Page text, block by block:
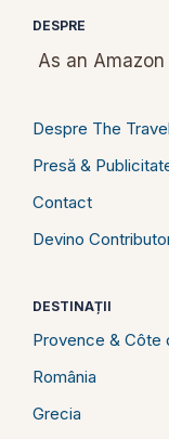
DESPRE
As an
Despre The
Presă &
Contact
Devino
DESTINAȚII
Provence & Côte
România
Grecia